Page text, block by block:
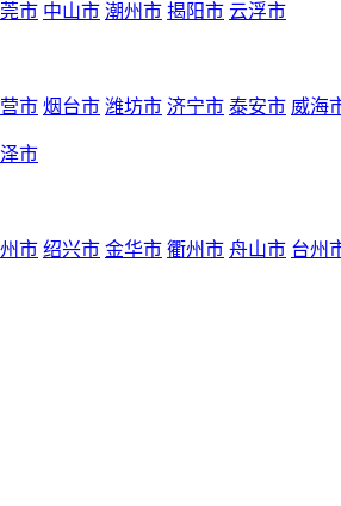
市 中山市 潮州市 揭阳市 云浮市
市 烟台市 潍坊市 济宁市 泰安市 威海
市
市 绍兴市 金华市 衢州市 舟山市 台州